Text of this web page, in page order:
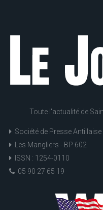
Toute l'actualité de
Société de Presse Antillaise
Les Mangliers - BP 602
ISSN : 1254-0110
05 90 27 65 19